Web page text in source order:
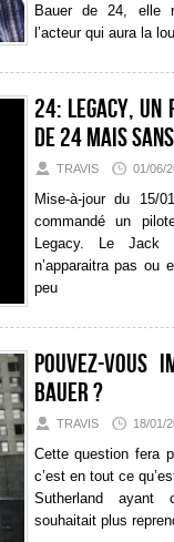
Bauer de 24, elle
l’acteur qui aura la
24: Legacy,
de 24 mais
TRAVIS 01/06/
Mise-à-jour du
commandé un
Legacy. Le Jack
n’apparaitra pas ou
peu
Pouvez-vous
Bauer ?
TRAVIS 18/01/
Cette question fera
c’est en tout ce
Sutherland ayant
souhaitait plus